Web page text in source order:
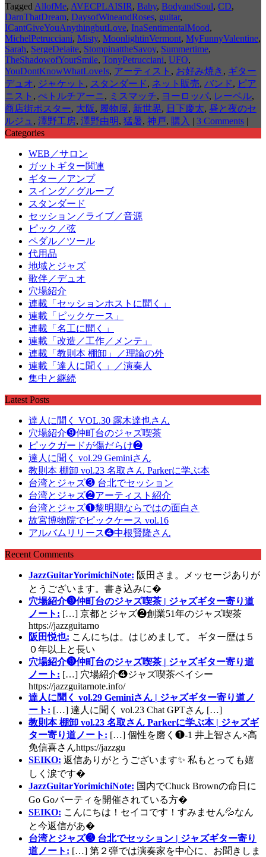
Tagged AllofMe, AVECPLAISIR, Baby, BodyandSoul, CD,
DarnThatDream, DaysofWineandRoses, guitar,
ICantGiveYouAnythingbutLove, InaSentimentalMood,
MichelPetrucciani, Misty, MoonlightinVermont, MyFunnyValentine,
Sarah, SergeDelaite, StompinattheSavoy, Summertime,
TheShadowofYourSmile, TonyPetrucciani, UFO,
YouDontKnowWhatLoveIs, アーティスト , お好み焼き , ギター
デュオ, ジャケット , スタンダード, ネット販売, バンド, ピア
ニスト , ぺトルチアーニ, ミスマッチ, ヨーロッパ, レーベル,
商店街ポスター, 大阪, 履物屋, 新世界, 日下慶太, 昼と夜のセ
ルジュ , 澤野工房, 澤野由明, 猛暑, 神戸, 購入 | 3 Comments |
Categories
WEB／サロン
ガットギター関連
ギター／アンプ
スイング／グルーブ
スタンダード
セッション／ライブ／音源
ピック／弦
ペダル／ツール
代用品
地域とジャズ
歌伴／デュオ
穴場紹介
連載「セッションホストに聞く」
連載「ピックケース」
連載「名工に聞く」
連載「改造／工作／メンテ」
連載「教則本 棚卸」／理論の外
連載「達人に聞く」／演奏人
集中と継続
Latest Posts
達人に聞く VOL.30 露木達也さん
穴場紹介❾仲町台のジャズ喫茶
ピックガードが傷だらけ❷
達人に聞く vol.29 Geminiさん
教則本 棚卸 vol.23 名取さん Parkerに学ぶ本
台湾とジャズ❸ 台北でセッション
台湾とジャズ❷アーティスト紹介
台湾とジャズ❶黎明期ならではの面白さ
故宮博物院でピックケース vol.16
アルバムリリース❹中根賢隆さん
Recent Comments
JazzGuitarYorimichiNote: 阪田さま。メッセージありが
とうございます。書き込みに�
穴場紹介❾仲町台のジャズ喫茶 | ジャズギター寄り道
ノート: […] 京都とジャズ❷創業51年のジャズ喫茶
https://jazzguitarno
阪田悦也: こんにちは。はじめまして。 ギター歴は５
０年以上と長い
穴場紹介❾仲町台のジャズ喫茶 | ジャズギター寄り道
ノート: […] 穴場紹介❹ジャズ喫茶ベイシー
https://jazzguitarnote.info/
達人に聞く vol.29 Geminiさん | ジャズギター寄り道ノ
ート: […] 達人に聞く vol.23 Chat GPTさん […]
教則本 棚卸 vol.23 名取さん Parkerに学ぶ本 | ジャズギ
ター寄り道ノート: […] 個性を磨く❶-1 井上智さん×高
免信喜さんhttps://jazzgu
SEIKO: 返信ありがとうございます✨ 私もとっても嬉
しく涙です�
JazzGuitarYorimichiNote: 国内でChuck Brownの命日に
Go Goパーティを開催されている方�
SEIKO: こんにちは！セイコです！すみません💦なん
と今返信があ�
台湾とジャズ❸ 台北でセッション | ジャズギター寄り
道ノート: […] 第２弾では演奏家を中心に、お聞きしま